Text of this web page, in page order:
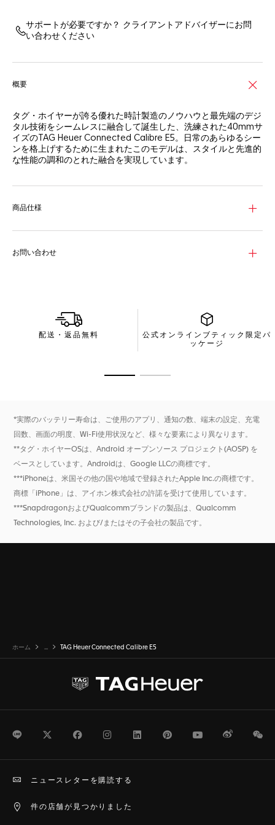
サポートが必要ですか？ クライアントアドバイザーにお問
い合わせください
概要
タグ・ホイヤーが誇る優れた時計製造のノウハウと最先端のデジ
タル技術をシームレスに融合して誕生した、洗練された40mmサ
イズのTAG Heuer Connected Calibre E5。日常のあらゆるシー
ンを格上げするために生まれたこのモデルは、スタイルと先進的
な性能の調和のとれた融合を実現しています。
エレガンスなグレーとシルバーのマーキングを施したデザイン。
3時位置にシルバーのステンレススティール製リューズ、2時位
快適なフィット感を実現しています。
テリー持続時間を実現。また、急速充電にも対応しているので、
わずか30分の充電で最大約1日分の駆動時間を確保できます。新
たに搭載されたスピーカーによって、通話管理や音声アシスタン
商品仕様
お問い合わせ
配送・返品無料
公式オンラインブティック限定パ
ッケージ
*実際のバッテリー寿命は、ご使用のアプリ、通知の数、端末の設定、充電
回数、画面の明度、Wi-Fi使用状況など、様々な要素により異なります。
**タグ・ホイヤーOSは、Android オープンソース プロジェクト(AOSP) を
ベースとしています。Androidは、Google LLCの商標です。
***iPhoneは、米国その他の国や地域で登録されたApple Inc.の商標です。
商標「iPhone」は、アイホン株式会社の許諾を受けて使用しています。
***SnapdragonおよびQualcommブランドの製品は、Qualcomm
Technologies, Inc. および/またはその子会社の製品です。
ホーム ... TAG Heuer Connected Calibre E5
TwitterFacebookInstagramLinkedInPinterestYoutubeWeibo
件の店舗が見つかりました
ニュースレターを購読する